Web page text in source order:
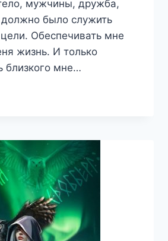
мужчины, дружба,
было служить
Обеспечивать мне
жизнь. И только
близкого мне…